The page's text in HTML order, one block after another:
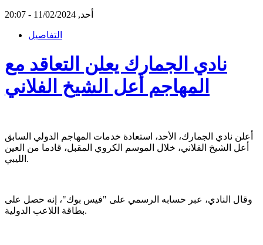
أحد, 11/02/2024 - 20:07
التفاصيل
نادي الجمارك يعلن التعاقد مع
المهاجم أعل الشيخ الفلاني
أعلن نادي الجمارك، الأحد، استعادة خدمات المهاجم الدولي السابق
أعل الشيخ الفلاني، خلال الموسم الكروي المقبل، قادما من العين
الليبي.
وقال النادي، عبر حسابه الرسمي على "فيس بوك"، إنه حصل على
بطاقة اللاعب الدولية.